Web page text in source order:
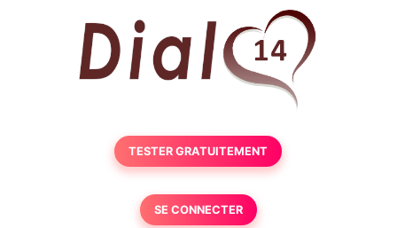
TESTER GRATUITEMENT
SE CONNECTER